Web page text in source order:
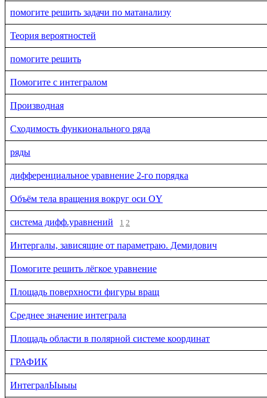
помогите решить задачи по матанализу
Теория вероятностей
помогите решить
Помогите с интегралом
Производная
Сходимость функионального ряда
ряды
дифференциальное уравнение 2-го порядка
Объём тела вращения вокруг оси OY
система дифф.уравнений 1 2
Интергалы, зависящие от параметраю. Демидович
Помогите решить лёгкое уравнение
Площадь поверхности фигуры вращ
Среднее значение интеграла
Площадь области в полярной системе координат
ГРАФИК
ИнтегралЫыыы